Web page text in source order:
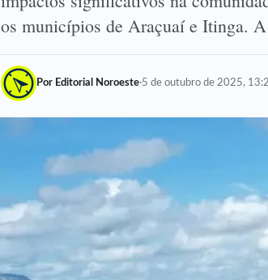
os municípios de Araçuaí e Itinga.
Por Editorial Noroeste·5 de outubro de 2025,